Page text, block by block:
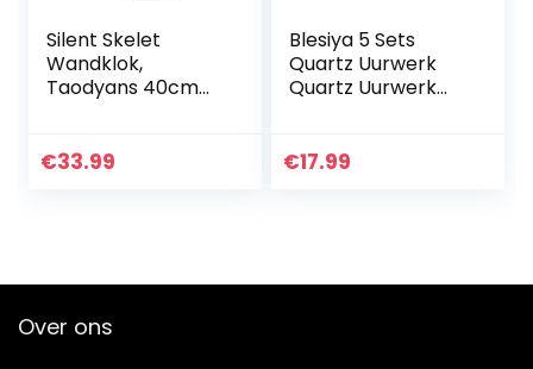
Silent Skelet
Wandklok,
Taodyans 40cm
tikkende Batterij
€33.99
Blesiya 5 Sets
Quartz Uurwerk
Quartz Uurwerk
Klok
€17.99
Over ons